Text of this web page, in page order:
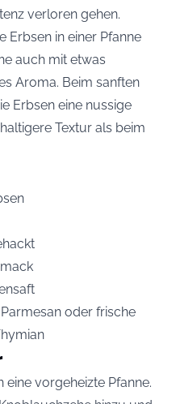
verloren gehen.
Erbsen in einer Pfanne
auch mit etwas
Aroma. Beim sanften
Erbsen eine nussige
Textur als beim
oder frische
eine vorgeheizte Pfanne.